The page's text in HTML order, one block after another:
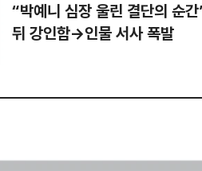
“박예니 심장 울린 결단의 순
뒤 강인함→인물 서사 폭발